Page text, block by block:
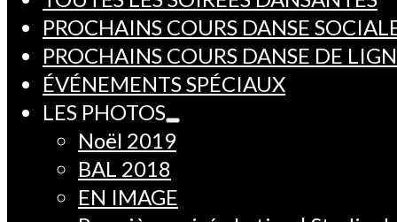
PROCHAINS COURS DANSE
PROCHAINS COURS DANSE DE
ÉVÉNEMENTS SPÉCIAUX
LES PHOTOS
Noël 2019
BAL 2018
EN IMAGE